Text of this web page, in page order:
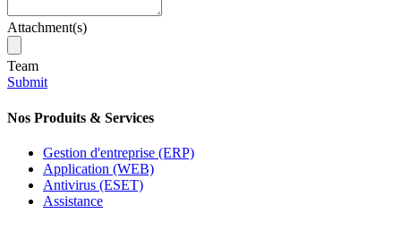
Attachment(s)
Team
Submit
Nos Produits & Services
Gestion d'entreprise (ERP)
Application (WEB)
Antivirus (ESET)
Assistance